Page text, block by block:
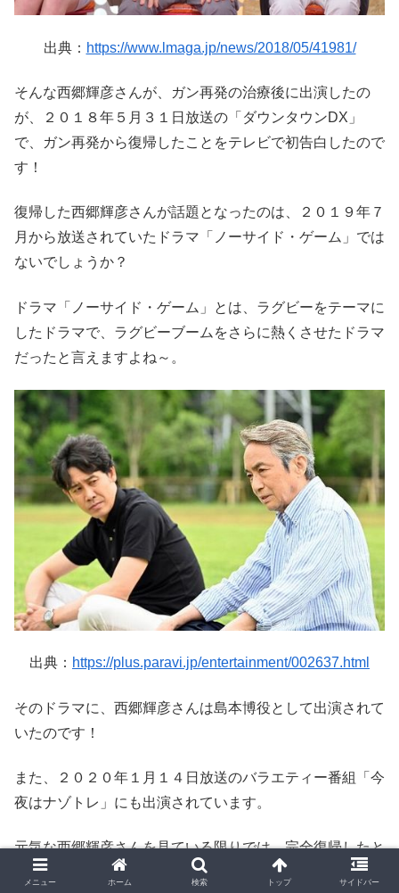
出典： https://www.lmaga.jp/news/2018/05/41981/
そんな西郷輝彦さんが、ガン再発の治療後に出演したの
が、２０１８年５月３１日放送の「ダウンタウンDX」
で、ガン再発から復帰したことをテレビで初告白したので
す！
復帰した西郷輝彦さんが話題となったのは、２０１９年７
月から放送されていたドラマ「ノーサイド・ゲーム」では
ないでしょうか？
ドラマ「ノーサイド・ゲーム」とは、ラグビーをテーマに
したドラマで、ラグビーブームをさらに熱くさせたドラマ
だったと言えますよね～。
出典： https://plus.paravi.jp/entertainment/002637.html
そのドラマに、西郷輝彦さんは島本博役として出演されて
いたのです！
また、２０２０年１月１４日放送のバラエティー番組「今
夜はナゾトレ」にも出演されています。
元気な西郷輝彦さんを見ている限りでは、完全復帰したと
言っても過言ではないのでは！？
メニュー ホーム 検索 トップ サイドバー